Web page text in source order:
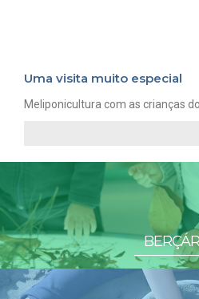
Uma visita muito especial
Meliponicultura com as crianças